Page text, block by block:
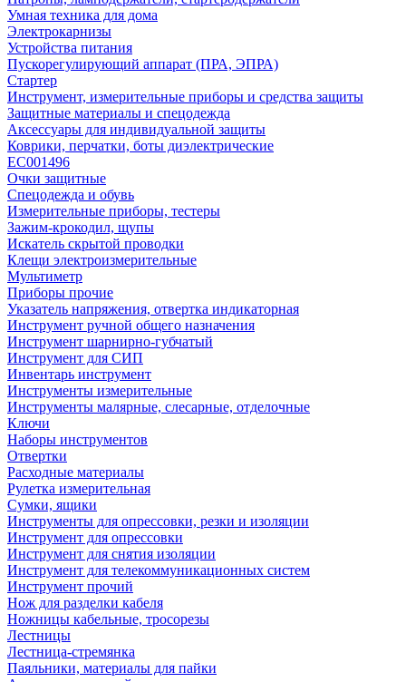
Умная техника для дома
Электрокарнизы
Устройства питания
Пускорегулирующий аппарат (ПРА, ЭПРА)
Стартер
Инструмент, измерительные приборы и средства защиты
Защитные материалы и спецодежда
Аксессуары для индивидуальной защиты
Коврики, перчатки, боты диэлектрические
EC001496
Очки защитные
Спецодежда и обувь
Измерительные приборы, тестеры
Зажим-крокодил, щупы
Искатель скрытой проводки
Клещи электроизмерительные
Мультиметр
Приборы прочие
Указатель напряжения, отвертка индикаторная
Инструмент ручной общего назначения
Инструмент шарнирно-губчатый
Инструмент для СИП
Инвентарь инструмент
Инструменты измерительные
Инструменты малярные, слесарные, отделочные
Ключи
Наборы инструментов
Отвертки
Расходные материалы
Рулетка измерительная
Сумки, ящики
Инструменты для опрессовки, резки и изоляции
Инструмент для опрессовки
Инструмент для снятия изоляции
Инструмент для телекоммуникационных систем
Инструмент прочий
Нож для разделки кабеля
Ножницы кабельные, тросорезы
Лестницы
Лестница-стремянка
Паяльники, материалы для пайки